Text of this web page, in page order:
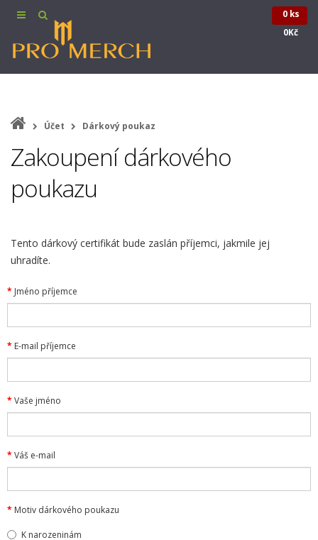
0 ks
0Kč
Účet Dárkový poukaz
Zakoupení dárkového
poukazu
Tento dárkový certifikát bude zaslán příjemci, jakmile jej
uhradíte.
Jméno příjemce
E-mail příjemce
Vaše jméno
Váš e-mail
Motiv dárkového poukazu
K narozeninám